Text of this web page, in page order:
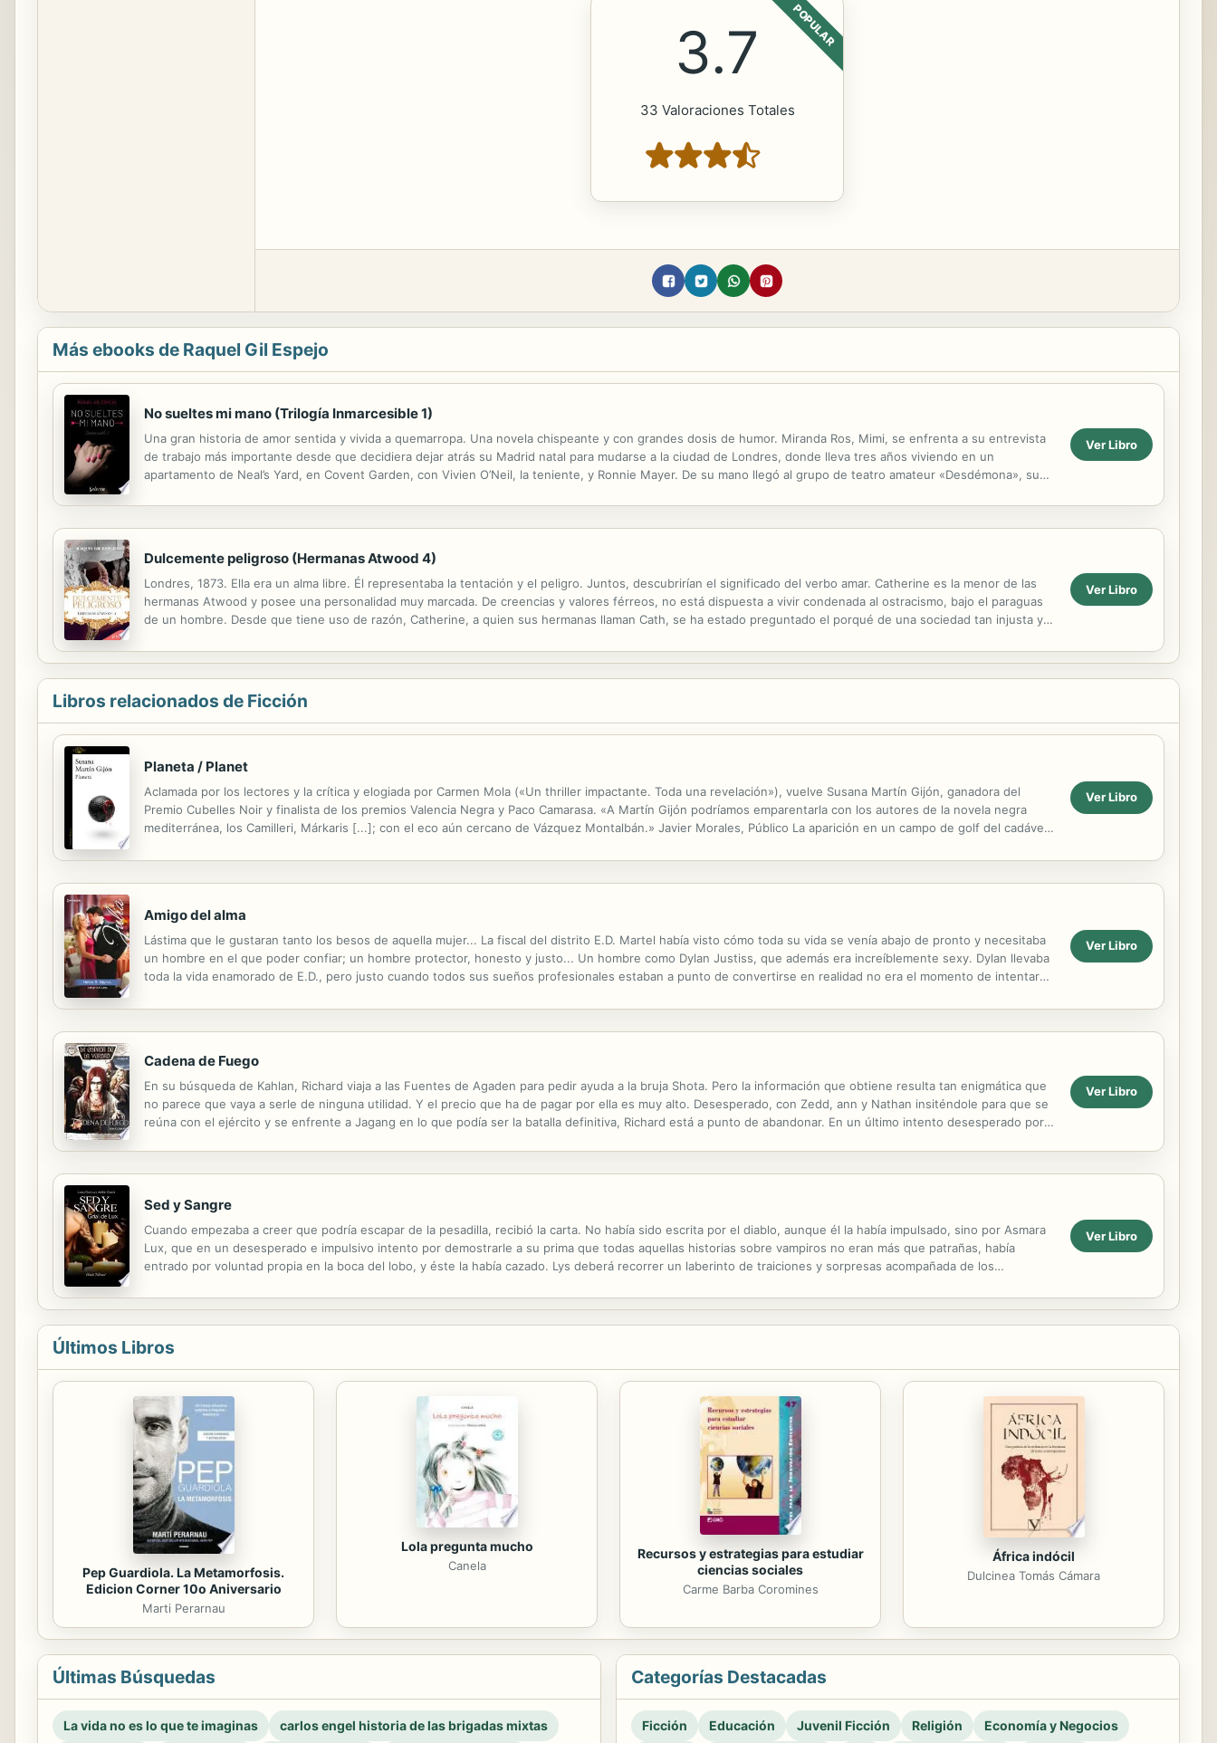
POPULAR
3.7
33 Valoraciones Totales
Más ebooks de Raquel Gil Espejo
No sueltes mi mano (Trilogía Inmarcesible 1)
Una gran historia de amor sentida y vivida a quemarropa. Una novela chispeante y con grandes dosis de humor. Miranda Ros, Mimi, se enfrenta a su entrevista
de trabajo más importante desde que decidiera dejar atrás su Madrid natal para mudarse a la ciudad de Londres, donde lleva tres años viviendo en un
apartamento de Neal’s Yard, en Covent Garden, con Vivien O’Neil, la teniente, y Ronnie Mayer. De su mano llegó al grupo de teatro amateur «Desdémona», su
Ver Libro
Dulcemente peligroso (Hermanas Atwood 4)
Londres, 1873. Ella era un alma libre. Él representaba la tentación y el peligro. Juntos, descubrirían el significado del verbo amar. Catherine es la menor de las
hermanas Atwood y posee una personalidad muy marcada. De creencias y valores férreos, no está dispuesta a vivir condenada al ostracismo, bajo el paraguas
de un hombre. Desde que tiene uso de razón, Catherine, a quien sus hermanas llaman Cath, se ha estado preguntado el porqué de una sociedad tan injusta y
Ver Libro
Libros relacionados de Ficción
Planeta / Planet
Aclamada por los lectores y la crítica y elogiada por Carmen Mola («Un thriller impactante. Toda una revelación»), vuelve Susana Martín Gijón, ganadora del
Premio Cubelles Noir y finalista de los premios Valencia Negra y Paco Camarasa. «A Martín Gijón podríamos emparentarla con los autores de la novela negra
mediterránea, los Camilleri, Márkaris [...]; con el eco aún cercano de Vázquez Montalbán.» Javier Morales, Público La aparición en un campo de golf del cadáver
Ver Libro
Amigo del alma
Lástima que le gustaran tanto los besos de aquella mujer... La fiscal del distrito E.D. Martel había visto cómo toda su vida se venía abajo de pronto y necesitaba
un hombre en el que poder confiar; un hombre protector, honesto y justo... Un hombre como Dylan Justiss, que además era increíblemente sexy. Dylan llevaba
toda la vida enamorado de E.D., pero justo cuando todos sus sueños profesionales estaban a punto de convertirse en realidad no era el momento de intentar
Ver Libro
Cadena de Fuego
En su búsqueda de Kahlan, Richard viaja a las Fuentes de Agaden para pedir ayuda a la bruja Shota. Pero la información que obtiene resulta tan enigmática que
no parece que vaya a serle de ninguna utilidad. Y el precio que ha de pagar por ella es muy alto. Desesperado, con Zedd, ann y Nathan insiténdole para que se
reúna con el ejército y se enfrente a Jagang en lo que podía ser la batalla definitiva, Richard está a punto de abandonar. En un último intento desesperado por
Ver Libro
Sed y Sangre
Cuando empezaba a creer que podría escapar de la pesadilla, recibió la carta. No había sido escrita por el diablo, aunque él la había impulsado, sino por Asmara
Lux, que en un desesperado e impulsivo intento por demostrarle a su prima que todas aquellas historias sobre vampiros no eran más que patrañas, había
entrado por voluntad propia en la boca del lobo, y éste la había cazado. Lys deberá recorrer un laberinto de traiciones y sorpresas acompañada de los
Ver Libro
Últimos Libros
Pep Guardiola. La Metamorfosis.
Edicion Corner 10o Aniversario
Marti Perarnau
Lola pregunta mucho
Canela
Recursos y estrategias para estudiar
ciencias sociales
Carme Barba Coromines
África indócil
Dulcinea Tomás Cámara
Últimas Búsquedas
La vida no es lo que te imaginas carlos engel historia de las brigadas mixtas
Categorías Destacadas
Ficción Educación Juvenil Ficción Religión Economía y Negocios